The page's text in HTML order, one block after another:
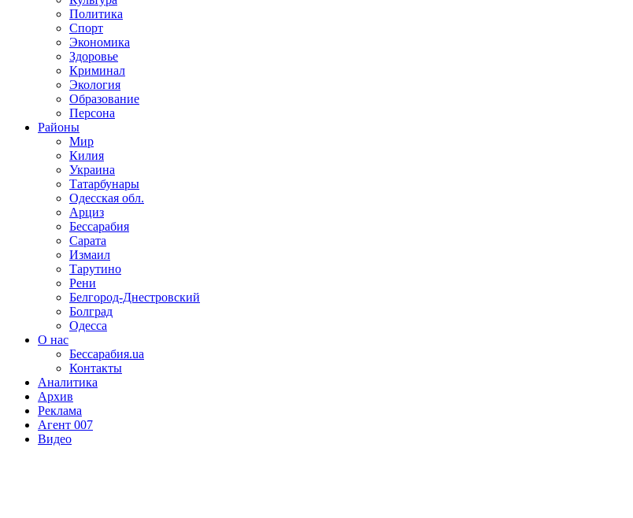
Политика
Спорт
Экономика
Здоровье
Криминал
Экология
Образование
Персона
Районы
Мир
Килия
Украина
Татарбунары
Одесская обл.
Арциз
Бессарабия
Сарата
Измаил
Тарутино
Рени
Белгород-Днестровский
Болград
Одесса
О нас
Бессарабия.ua
Контакты
Аналитика
Архив
Реклама
Агент 007
Видео